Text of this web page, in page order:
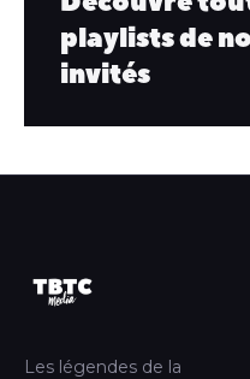
playlists de
invités
Les légendes de la